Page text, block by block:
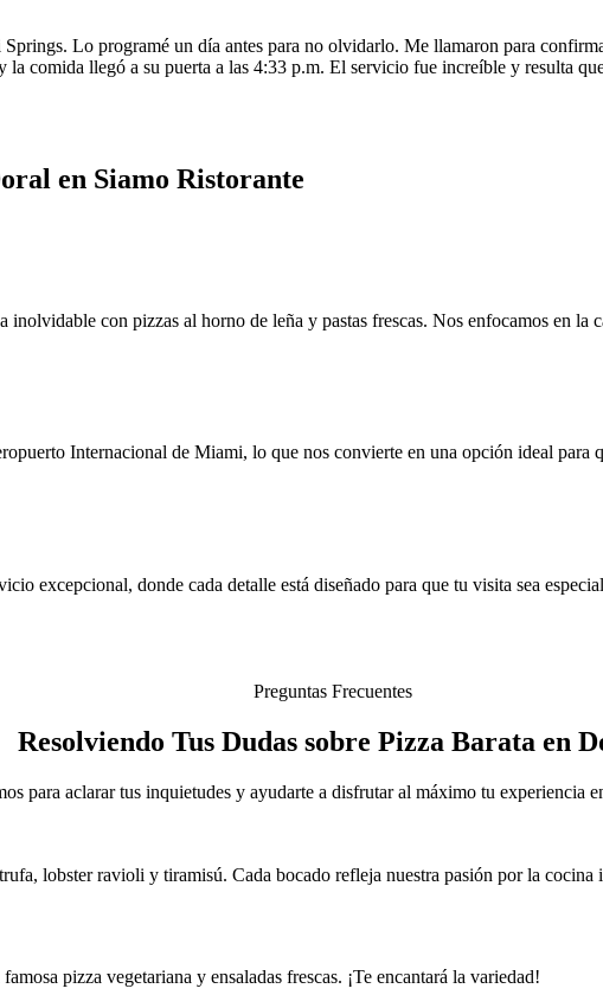
Lo programé un día antes para no olvidarlo. Me llamaron para
comida llegó a su puerta a las 4:33 p.m. El servicio fue increíble y resulta
en Siamo Ristorante
con pizzas al horno de leña y pastas frescas. Nos enfocamos en la
Internacional de Miami, lo que nos convierte en una opción ideal para
excepcional, donde cada detalle está diseñado para que tu visita sea
Preguntas Frecuentes
Resolviendo Tus Dudas sobre Pizza Barata en
para aclarar tus inquietudes y ayudarte a disfrutar al máximo tu experiencia
lobster ravioli y tiramisú. Cada bocado refleja nuestra pasión por la cocina
pizza vegetariana y ensaladas frescas. ¡Te encantará la variedad!